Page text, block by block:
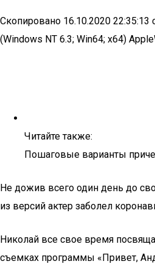
Скопировано 16.10.2020
(Windows NT 6.3; Win64; x64)
Читайте также:
Пошаговые варианты
Не дожив всего один день до
из версий актер заболел
Николай все свое время
съемках программы «Привет,